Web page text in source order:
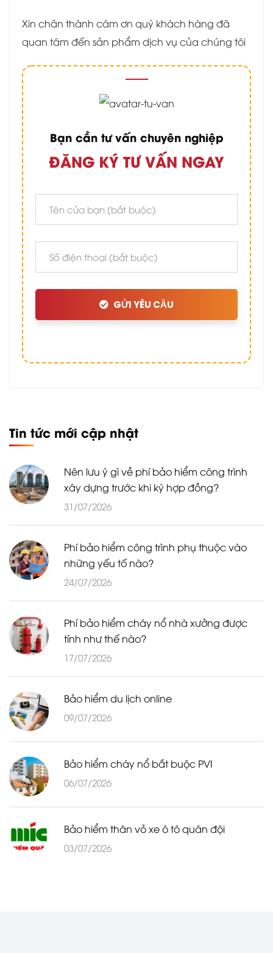
Xin chân thành cám ơn quý khách hàng đã
quan tâm đến sản phẩm dịch vụ của chúng tôi
Bạn cần tư vấn chuyên nghiệp
ĐĂNG KÝ TƯ VẤN NGAY
GỬI YÊU CẦU
Tin tức mới cập nhật
Nên lưu ý gì về phí bảo hiểm công trình
xây dựng trước khi ký hợp đồng?
31/07/2026
Phí bảo hiểm công trình phụ thuộc vào
những yếu tố nào?
24/07/2026
Phí bảo hiểm cháy nổ nhà xưởng được
tính như thế nào?
17/07/2026
Bảo hiểm du lịch online
09/07/2026
Bảo hiểm cháy nổ bắt buộc PVI
06/07/2026
Bảo hiểm thân vỏ xe ô tô quân đội
03/07/2026